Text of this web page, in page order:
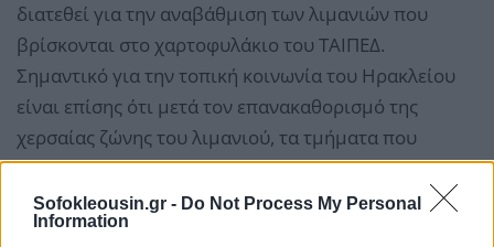
Sofokleousin.gr - Do Not Process My Personal
Information
διατεθεί για την αναβάθμιση των λιμανιών που
βρίσκονται στο χαρτοφυλάκιο του ΤΑΙΠΕΔ.
Σημαντικό για την τοπική κοινωνία του Ηρακλείου
είναι επίσης ότι μετά τον επανακαθορισμό της
χερσαίας ζώνης του λιμανιού, τα τμήματα που
απελευθερώθηκαν θα αποδοθούν στο Δήμο. Κάτι που
αποτελούσε πάγιο αίτημα της Δημοτικής Αρχής. Η
κυβέρνηση εφαρμόζει συγκροτημένη στρατηγική για